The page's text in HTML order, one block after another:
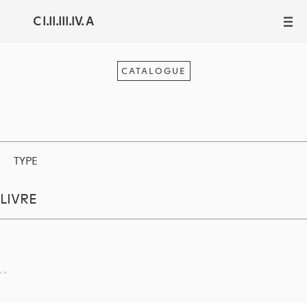
C I.II.III.IV. A III
CATALOGUE
TYPE
LIVRE